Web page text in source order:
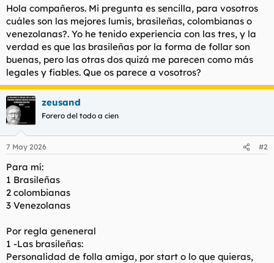
r
d
e
l
t
e
m
n
c
i
o
Hola compañeros. Mi pregunta es sencilla, para vosotros
cuáles son las mejores lumis, brasileñas, colombianas o
venezolanas?. Yo he tenido experiencia con las tres, y la
verdad es que las brasileñas por la forma de follar son
buenas, pero las otras dos quizá me parecen como más
legales y fiables. Que os parece a vosotros?
zeusand
Forero del todo a cien
7 May 2026 #2
Para mí:
1 Brasileñas
2 colombianas
3 Venezolanas
Por regla geneneral
1 -Las brasileñas:
Personalidad de folla amiga, por start o lo que quieras,